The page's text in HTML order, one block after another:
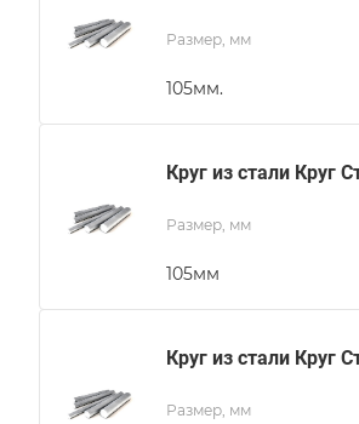
Размер, мм
105мм.
Круг из стали Круг
Размер, мм
105мм
Круг из стали Круг
Размер, мм